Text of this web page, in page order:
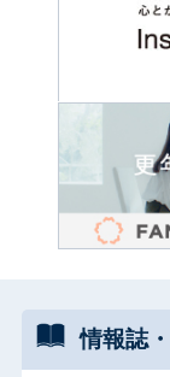
情報誌・